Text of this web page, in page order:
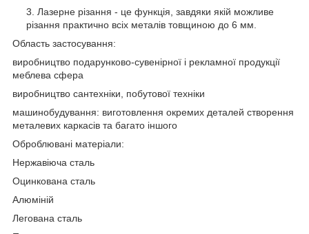
3. Лазерне різання - це функція, завдяки якій можливе
різання практично всіх металів товщиною до 6 мм.
Область застосування:
виробництво подарунково-сувенірної і рекламної продукції
меблева сфера
виробництво сантехніки, побутової техніки
машинобудування: виготовлення окремих деталей створення
металевих каркасів та багато іншого
Оброблювані матеріали:
Нержавіюча сталь
Оцинкована сталь
Алюміній
Легована сталь